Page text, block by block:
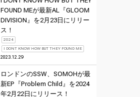
FOUND MEが最新AL『GLOOM
DIVISION』を2月23日にリリー
ス！
2024
I DONT KNOW HOW BUT THEY FOUND ME
2023.12.29
ロンドンのSSW、SOMOHが最
新EP『Problem Child』を2024
年2月22日にリリース！